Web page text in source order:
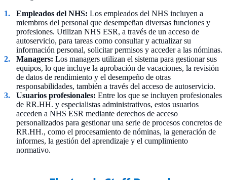
Empleados del NHS: Los empleados del NHS incluyen a
miembros del personal que desempeñan diversas funciones y
profesiones. Utilizan NHS ESR, a través de un acceso de
autoservicio, para tareas como consultar y actualizar su
información personal, solicitar permisos y acceder a las nóminas.
Managers: Los managers utilizan el sistema para gestionar sus
equipos, lo que incluye la aprobación de vacaciones, la revisión
de datos de rendimiento y el desempeño de otras
responsabilidades, también a través del acceso de autoservicio.
Usuarios profesionales: Entre los que se incluyen profesionales
de RR.HH. y especialistas administrativos, estos usuarios
acceden a NHS ESR mediante derechos de acceso
personalizados para gestionar una serie de procesos concretos de
RR.HH., como el procesamiento de nóminas, la generación de
informes, la gestión del aprendizaje y el cumplimiento
normativo.